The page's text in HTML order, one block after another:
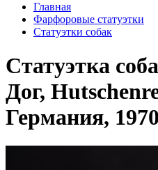
Главная
Фарфоровые статуэтки
Cтатуэтки собак
Статуэтка
Дог,
Германия,